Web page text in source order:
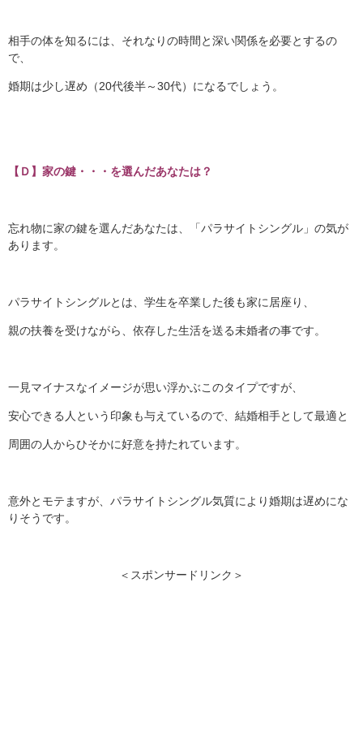
相手の体を知るには、それなりの時間と深い関係を必要とするの
で、
婚期は少し遅め（20代後半～30代）になるでしょう。
【Ｄ】家の鍵・・・を選んだあなたは？
忘れ物に家の鍵を選んだあなたは、「パラサイトシングル」の気が
あります。
パラサイトシングルとは、学生を卒業した後も家に居座り、
親の扶養を受けながら、依存した生活を送る未婚者の事です。
一見マイナスなイメージが思い浮かぶこのタイプですが、
安心できる人という印象も与えているので、結婚相手として最適と
周囲の人からひそかに好意を持たれています。
意外とモテますが、パラサイトシングル気質により婚期は遅めにな
りそうです。
＜スポンサードリンク＞